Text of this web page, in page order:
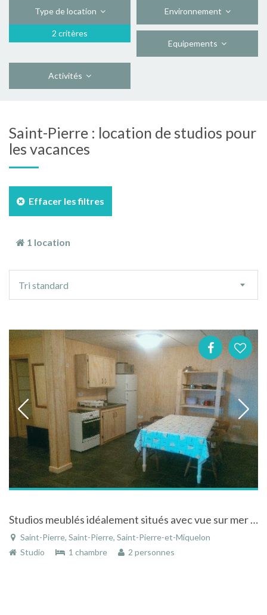
Type de location
2 critères
Environnement
Equipements
Activités
Saint-Pierre : location de studios pour
les vacances
Effacer les filtres
1 location
tri
Tri standard
Studios meublés idéalement situés avec vue sur mer à Saint-Pierre et Miquelon
Saint-Pierre, Saint-Pierre, Saint-Pierre-et-Miquelon
Studio
1 chambre 2 personnes